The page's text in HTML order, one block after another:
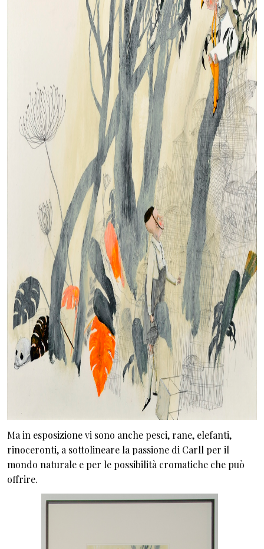
Ma in esposizione vi sono anche pesci, rane, elefanti,
rinoceronti, a sottolineare la passione di Carll per il
mondo naturale e per le possibilità cromatiche che può
offrire.